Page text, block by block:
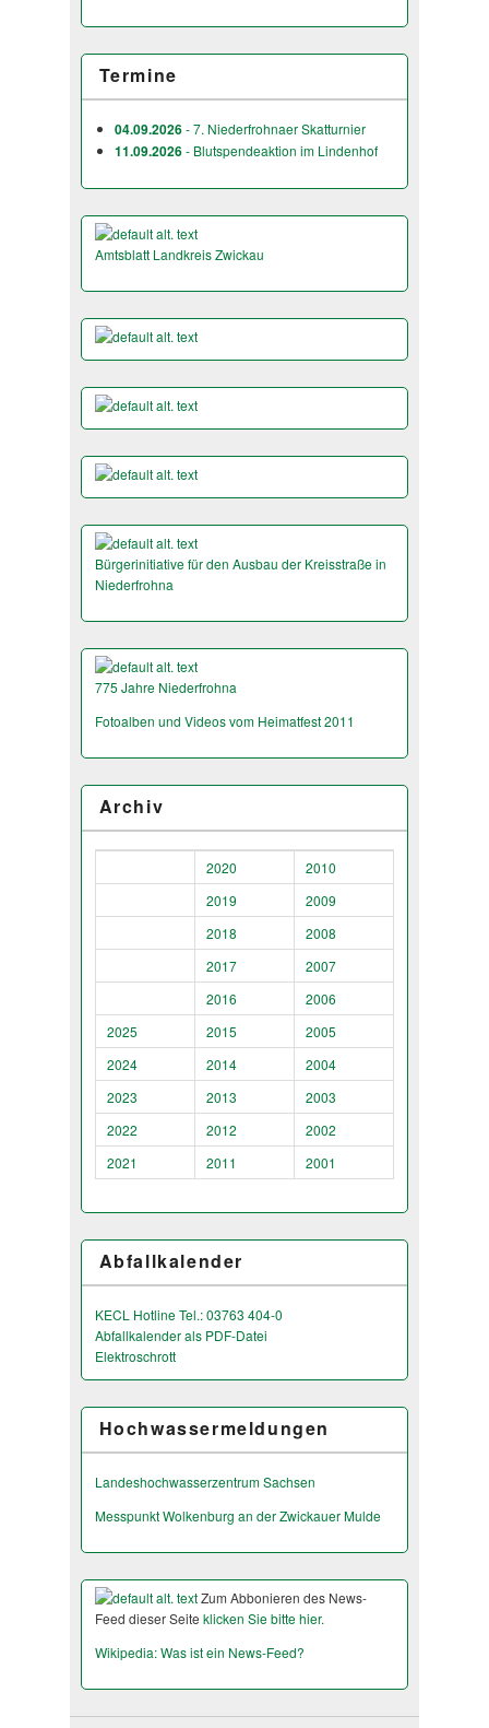
Termine
04.09.2026- 7. Niederfrohnaer Skatturnier
11.09.2026- Blutspendeaktion im Lindenhof
Amtsblatt Landkreis Zwickau
Bürgerinitiative für den Ausbau der Kreisstraße in
Niederfrohna
775 Jahre Niederfrohna
Fotoalben und Videos vom Heimatfest 2011
Archiv
2020
2010
2019
2009
2018
2008
2017
2007
2016
2006
2025
2015
2005
2024
2014
2004
2023
2013
2003
2022
2012
2002
2021
2011 2001
Abfallkalender
KECL Hotline Tel.: 03763 404-0
Abfallkalender als PDF-Datei
Elektroschrott
Hochwassermeldungen
Landeshochwas­serzentrum Sachsen
Messpunkt Wolkenburg an der Zwickauer Mulde
Zum Abbonieren des News-
Feed dieser Seite klicken Sie bitte hier.
Wikipedia: Was ist ein News-Feed?